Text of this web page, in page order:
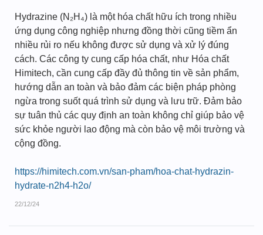
Hydrazine (N₂H₄) là một hóa chất hữu ích trong nhiều
ứng dụng công nghiệp nhưng đồng thời cũng tiềm ẩn
nhiều rủi ro nếu không được sử dụng và xử lý đúng
cách. Các công ty cung cấp hóa chất, như Hóa chất
Himitech, cần cung cấp đầy đủ thông tin về sản phẩm,
hướng dẫn an toàn và bảo đảm các biện pháp phòng
ngừa trong suốt quá trình sử dụng và lưu trữ. Đảm bảo
sự tuân thủ các quy định an toàn không chỉ giúp bảo vệ
sức khỏe người lao động mà còn bảo vệ môi trường và
cộng đồng.
https://himitech.com.vn/san-pham/hoa-chat-hydrazin-
hydrate-n2h4-h2o/
22/12/24